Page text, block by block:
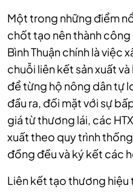
Một trong những điểm
chốt tạo nên thành công
Bình Thuận chính là việc
chuỗi liên kết sản xuất
để từng hộ nông dân tự
đầu ra, đối mặt với sự
giá từ thương lái, các
xuất theo quy trình
đồng đều và ký kết các
Liên kết tạo thương hiệu